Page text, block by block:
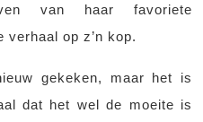
van haar favoriete
verhaal op z’n kop.
gekeken, maar het is
dat het wel de moeite is